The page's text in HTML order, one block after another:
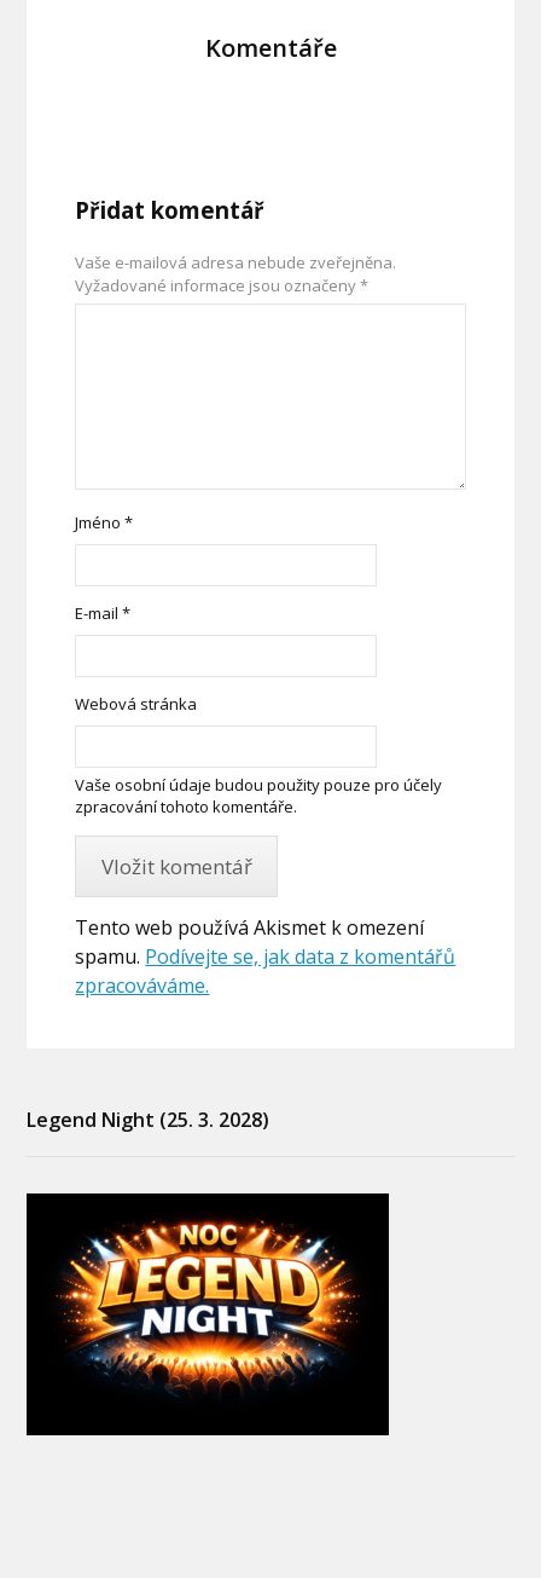
Komentáře
Přidat komentář
Vaše e-mailová adresa nebude zveřejněna.
Vyžadované informace jsou označeny*
Jméno*
E-mail*
Webová stránka
Vaše osobní údaje budou použity pouze pro účely
zpracování tohoto komentáře.
Tento web používá Akismet k omezení
spamu. Podívejte se, jak data z komentářů
zpracováváme.
Legend Night (25. 3. 2028)